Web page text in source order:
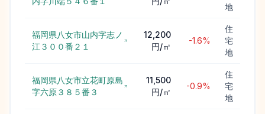
地
福岡県八女市山内字志ノ
江３００番２１
12,200
円/㎡
-1.6%
住
宅
地
福岡県八女市立花町原島
字六原３８５番３
11,500
円/㎡
-0.9%
住
宅
地